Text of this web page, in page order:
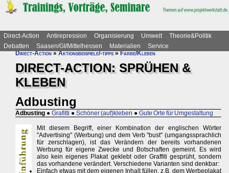
Direct-Action Antirepression Organisierung Umwelt
Theorie&Politik
Debatten
Saasen/GI/Mittelhessen Materialien
Service
Direct-Action»Aktionsbeispiele/-tipps»Farbe/Kleben
DIRECT-ACTION: SPRÜHEN &
KLEBEN
Adbusting
Adbusting ● Grafitti ● Schöner (auf)kleben ● Gute Orte für Umgestaltung
Mit diesem Begriff, einer Kombination der englischen Wörter
"Advertising" (Werbung) und dem Verb "bust" (umgangssprachlich
für zerschlagen), ist das Verändern der bereits vorhandenen
Werbung für eigene Zwecke und Botschaften gemeint. Es wird
also kein eigenes Plakat geklebt oder Graffiti gesprüht, sondern
das vorhandene verändert. Verschiedene Varianten sind denkbar:
Einfach etwas mit dem eigenen Inhalt füllen, z.B. dem Werbeplakat